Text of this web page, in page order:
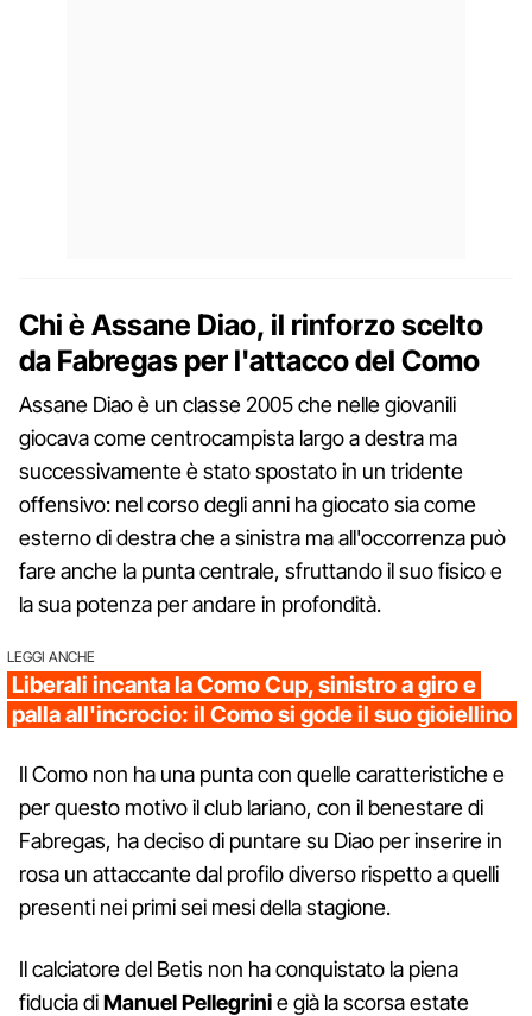
Chi è Assane Diao, il rinforzo scelto
da Fabregas per l'attacco del Como
Assane Diao è un classe 2005 che nelle giovanili
giocava come centrocampista largo a destra ma
successivamente è stato spostato in un tridente
offensivo: nel corso degli anni ha giocato sia come
esterno di destra che a sinistra ma all'occorrenza può
fare anche la punta centrale, sfruttando il suo fisico e
la sua potenza per andare in profondità.
LEGGI ANCHE
Liberali incanta la Como Cup, sinistro a giro e
palla all'incrocio: il Como si gode il suo gioiellino
Il Como non ha una punta con quelle caratteristiche e
per questo motivo il club lariano, con il benestare di
Fabregas, ha deciso di puntare su Diao per inserire in
rosa un attaccante dal profilo diverso rispetto a quelli
presenti nei primi sei mesi della stagione.
Il calciatore del Betis non ha conquistato la piena
fiducia diManuel Pellegrinie già la scorsa estate